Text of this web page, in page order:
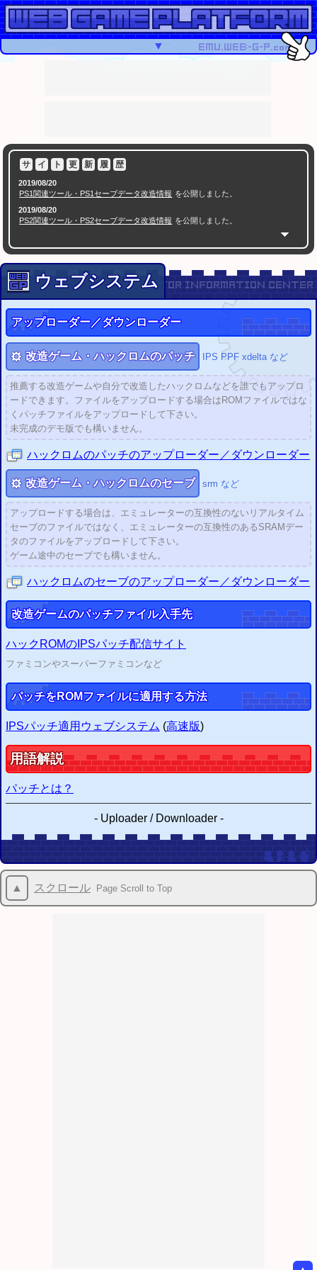
▼
サ イ ト 更 新 履 歴
2019/08/20
PS1関連ツール・PS1セーブデータ改造情報 を公開しました。
2019/08/20
PS2関連ツール・PS2セーブデータ改造情報 を公開しました。
PSPセーブエディターを公開
2016/07/09
セーブエディター.com
を公開セーブデータ改造ツールや掲示板など
2015/12/23
ゲームセンターCX スーパーマリオメーカーに生挑戦SP 有野課長VS10000人のクリ
エイターで紹介されたコースID特集
2015/09/11
PS3 GTA5グランド・セフト・オートV セーブ改造の二重暗号化に対応
PS3 GTA4グランド・セフト・オートIV セーブ改造のチェックサム修正に対応
2015/08/23
PS3
セーブエディター を更新 チェックサム修正設定を追加
「 バイオハザード6」 「 バイオハザード5 」 「真・ガンダム無双 」
2015/06/06
PS3セーブアカウントID書換システム
PS3 セーブエディターを開発セーブデータ改造ウェブシステム
Flashマルチエミュレーターを配信開始 (FC SFC GB GBA SEGA
2015/03/19
Webハッシュチェッカーを配信開始 (CRC 、 MD5)
2015/03/12
改造ハックROMのIPSパッチ配信・適用サイト
2015/03/08
IPSパッチ適用システム を更新 大容量ファイルも簡易的に対応
2015/03/07
2015/03/03
ウェブFCエミュレーター( β)の メール送信でのROM読込
SMCヘッダの付加・削除システムを更新 ヘッダ有無の判別機能を追加
2015/02/22
2015/02/21
ZIP圧縮・解凍システムを作成 (開発雑記 )
ウェブFCエミュレーター (β )のセーブ不具合を修正
2014/10/16
改造ハックROMのIPSパッチ配信・適用サイトを更新
2014/10/15
ウェブシステム
アップローダー／ダウンローダー
改造ゲーム・ハックロムのパッチ IPS PPF xdelta など
推薦する改造ゲームや自分で改造したハックロムなどを誰でもアップロ
ードできます。ファイルをアップロードする場合はROMファイルではな
くパッチファイルをアップロードして下さい。
未完成のデモ版でも構いません。
ハックロムのパッチのアップローダー／ダウンローダー
改造ゲーム・ハックロムのセーブ srm など
アップロードする場合は、エミュレーターの互換性のないリアルタイム
セーブのファイルではなく、エミュレーターの互換性のあるSRAMデー
タのファイルをアップロードして下さい。
ゲーム途中のセーブでも構いません。
ハックロムのセーブのアップローダー／ダウンローダー
改造ゲームのパッチファイル入手先
ハックROMのIPSパッチ配信サイト
ファミコンやスーパーファミコンなど
パッチをROMファイルに適用する方法
IPSパッチ適用ウェブシステム (高速版)
用語解説
パッチとは？
- Uploader / Downloader-
▲ スクロール Page Scroll to Top